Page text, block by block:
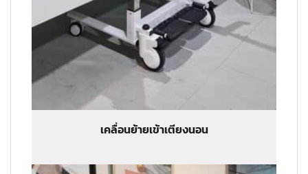
เคลื่อนย้ายเข้าเตียงนอน